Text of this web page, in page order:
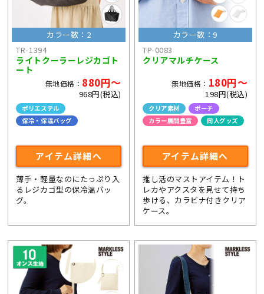
カラー数：2
TR-1394
ライトクーラーレジカゴト
ート
無地価格： 880円～
968円(税込)
ポリエステル
保冷・保温バッグ
アイテム詳細へ
薄手・軽量なのにたっぷり入
るレジカゴ型の保冷温バッ
グ。
カラー数：9
TP-0083
クリアマルチケース
無地価格： 180円～
198円(税込)
クリア素材
ポーチ
カラー展開豊富
同人グッズ
アイテム詳細へ
推し活のマストアイテム！ト
レカやアクスタを見せて持ち
歩ける、カラビナ付きクリア
ケース。